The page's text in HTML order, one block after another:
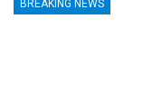
BREAKING NEWS